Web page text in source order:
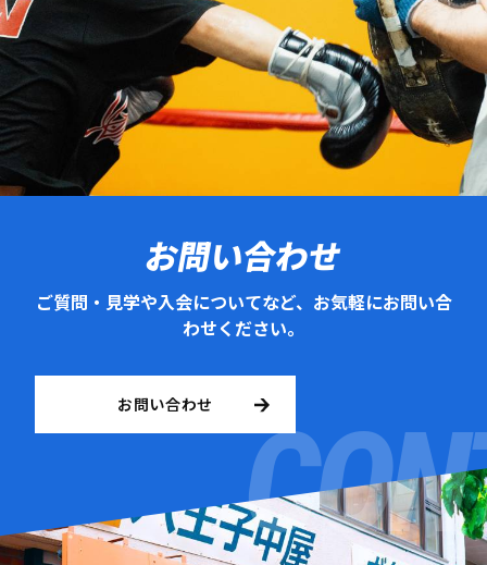
お問い合わせ
ご質問・見学や入会についてなど、お気軽にお問い合
わせください。
お問い合わせ